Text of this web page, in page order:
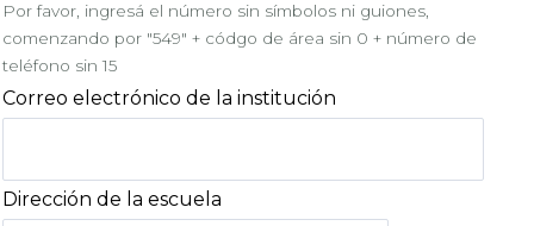
Por favor, ingresá el número sin símbolos ni guiones,
comenzando por "549" + códgo de área sin 0 + número de
teléfono sin 15
Correo electrónico de la institución
Dirección de la escuela